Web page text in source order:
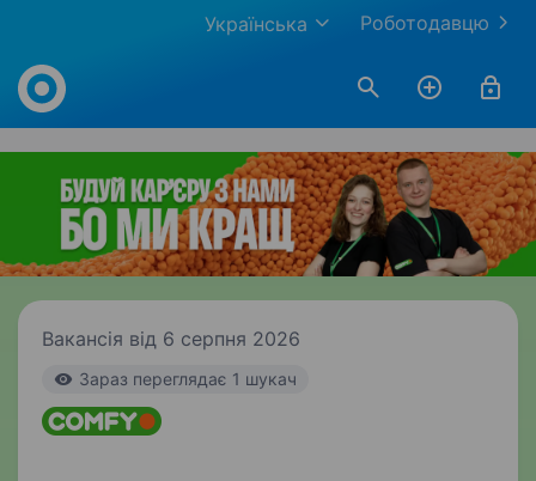
Роботодавцю
Українська
Work.ua
Вакансія від 6 серпня 2026
Зараз переглядає 1 шукач